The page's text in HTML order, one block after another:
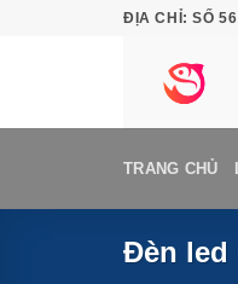
ĐỊA CHỈ: SỐ
TRANG CHỦ
Đèn led